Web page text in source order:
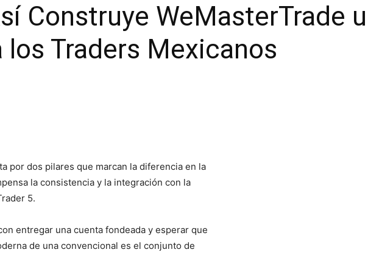
Construye WeMasterTrade
los Traders Mexicanos
por dos pilares que marcan la diferencia en la
la consistencia y la integración con la
5.
entregar una cuenta fondeada y esperar que
de una convencional es el conjunto de